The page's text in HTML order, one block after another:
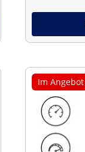
Im Angebot